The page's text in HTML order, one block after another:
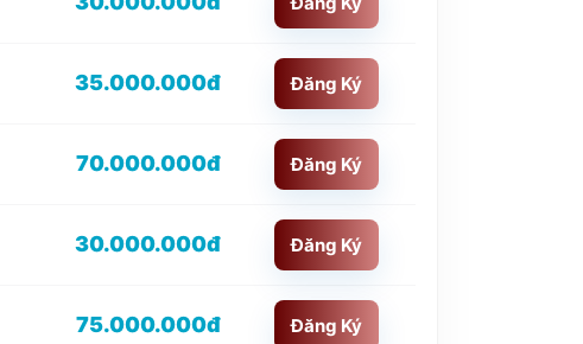
35.000.000đ Đăng Ký
70.000.000đ Đăng Ký
30.000.000đ Đăng Ký
75.000.000đ Đăng Ký